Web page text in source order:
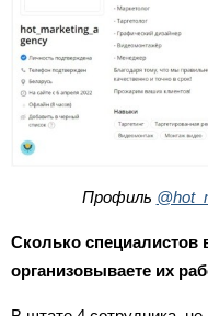
Профиль
Сколько
организовываете их